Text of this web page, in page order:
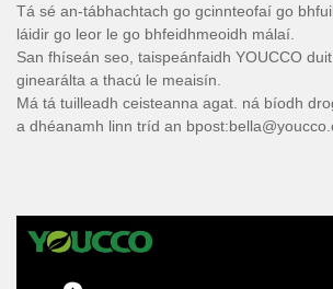
Tá sé an-tábhachtach go gcinnteofaí go
láidir go leor le go bhfeidhmeoidh málaí.
San fhíseán seo, taispeánfaidh YOUCCO
ginearálta a thacú le meaisín.
Má tá tuilleadh ceisteanna agat. ná bíodh
a dhéanamh linn tríd an